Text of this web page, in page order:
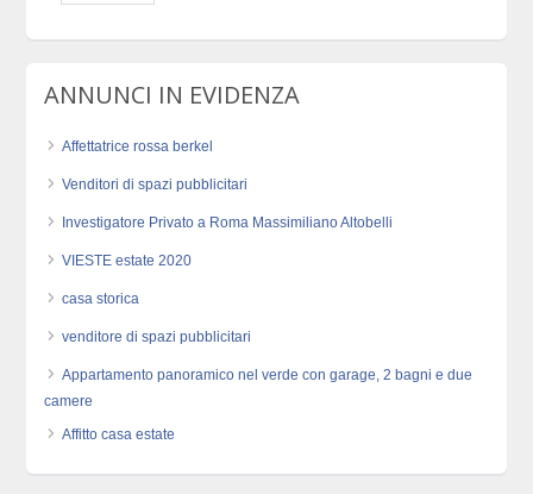
ANNUNCI IN EVIDENZA
Affettatrice rossa berkel
Venditori di spazi pubblicitari
Investigatore Privato a Roma Massimiliano Altobelli
VIESTE estate 2020
casa storica
venditore di spazi pubblicitari
Appartamento panoramico nel verde con garage, 2 bagni e due
camere
Affitto casa estate